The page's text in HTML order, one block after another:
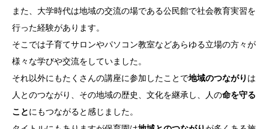
また、大学時代は地域の交流の場である公民館で社会教育実習を
行った経験があります。
そこでは子育てサロンやパソコン教室などあらゆる立場の方々が
様々な学びや交流をしていました。
それ以外にもたくさんの講座に参加したことで地域のつながり は
人とのつながり、その地域の歴史、文化を継承し、人の命を守る
ことにもつながると感じました。